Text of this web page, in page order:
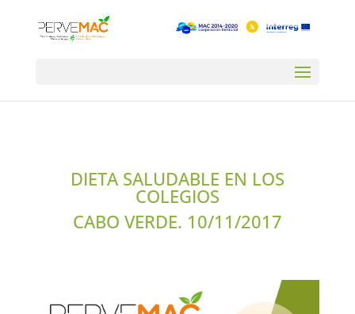
DIETA SALUDABLE EN LOS
COLEGIOS
CABO VERDE. 10/11/2017